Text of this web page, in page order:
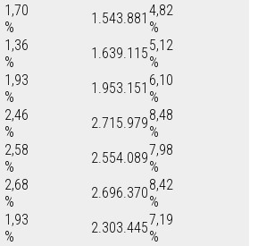
1,70
%
1.543.881 4,82
%
1,36
%
1.639.1155,12
%
1,93
%
1.953.151 6,10
%
2,46
%
2.715.9798,48
%
2,58
%
2.554.0897,98
%
2,68
%
2.696.3708,42
%
1,93
%
2.303.4457,19
%